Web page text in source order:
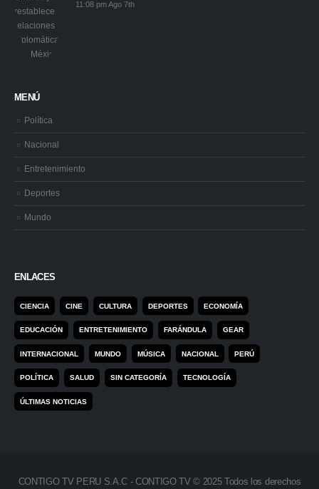
11:08 pm Ago 7th
MENÚ
Política
Nacional
Entretenimiento
Deportes
Mundo
ENLACES
CIENCIA CINE CULTURA DEPORTES ECONOMÍA
EDUCACIÓN ENTRETENIMIENTO FARÁNDULA GEAR
INTERNACIONAL MUNDO MÚSICA NACIONAL PERÚ
POLÍTICA SALUD SIN CATEGORÍA TECNOLOGÍA
ÚLTIMAS NOTICIAS
CONTIGO TV PERU S.A.C - CONTIGO TV © 2025 Todos los derechos